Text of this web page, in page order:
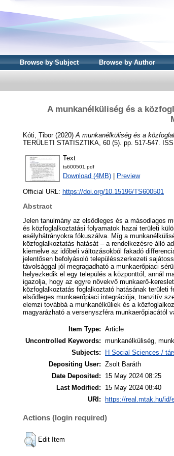
Browse by Subject Browse by Author
A munkanélküliség és a
Kóti, Tibor(2020) A munkanélküliség és a
TERÜLETI STATISZTIKA, 60 (5). pp. 517-547.
Text
ts600501.pdf
Download (4MB) Preview
Official URL: https://doi.org/10.15196/TS600501
Abstract
Jelen tanulmány az elsődleges és a másodlagos
és közfoglalkoztatási folyamatok hazai területi
esélyhátrányokra fókuszálva. Míg a
közfoglalkoztatás hatását – a rendelkezésre álló
kiemelve az időbeli változásokból fakadó
jelentősen befolyásoló településszerkezeti
távolsággal jól megragadható a munkaerőpiaci
helyezkedik el egy település a központtól, annál
igazolja, hogy az egyre növekvő munkaerő-
közfoglalkoztatás foglalkoztató hatásának területi
elsődleges munkaerőpiaci integrációja, tranzitív
elemzi továbbá a munkanélküliek és a
magyarázható a versenyszféra munkaerőpiacától
Item Type: Article
Uncontrolled Keywords: munkanélküliség,
Subjects:
H Social Sciences /
Depositing User: Zsolt Baráth
Date Deposited:
15 May 2024 08:25
Last Modified:
15 May 2024 08:40
URI:
https://real.mtak.hu/id/
Actions (login required)
Edit Item